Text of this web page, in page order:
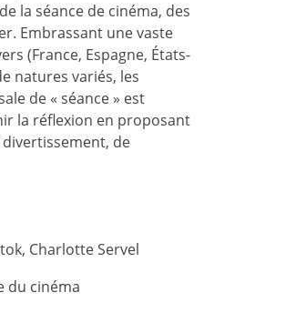
la séance de cinéma, des
Embrassant une vaste
(France, Espagne, États-
natures variés, les
de « séance » est
la réflexion en proposant
de
, Charlotte Servel
du cinéma